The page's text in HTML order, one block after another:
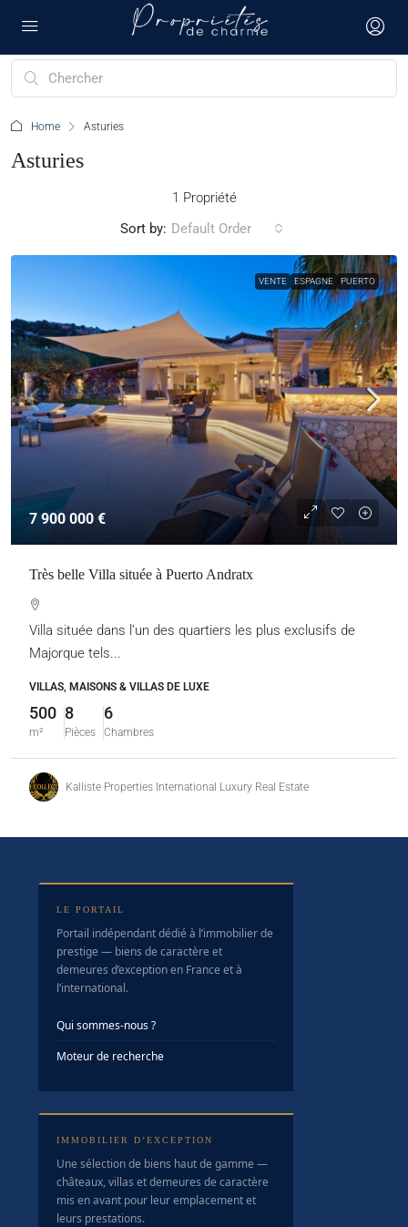
Home Asturies
Asturies
1 Propriété
Sort by: Default Order
VENTE ESPAGNE PUERTO
7 900 000 €
Très belle Villa située à Puerto Andratx
Villa située dans l’un des quartiers les plus exclusifs de
Majorque tels...
VILLAS, MAISONS & VILLAS DE LUXE
500
m²
8
Pièces
6
Chambres
Kalliste Properties International Luxury Real Estate
LE PORTAIL
Portail indépendant dédié à l’immobilier de
prestige — biens de caractère et
demeures d’exception en France et à
l’international.
Qui sommes-nous ?
Moteur de recherche
IMMOBILIER D’EXCEPTION
Une sélection de biens haut de gamme —
châteaux, villas et demeures de caractère
mis en avant pour leur emplacement et
leurs prestations.